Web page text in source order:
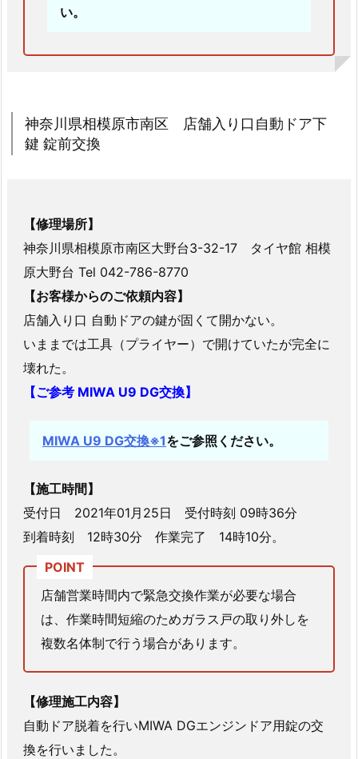
守
報
栃
木
宮
市
調
剤
局
自
動
ド
の
い。
神奈川県相模原市南区 店舗入り口自動ドア下
鍵 錠前交換
【修理場所】
神奈川県相模原市南区大野台3-32-17 タイヤ館 相模
原大野台 Tel 042-786-8770
【お客様からのご依頼内容】
店舗入り口 自動ドアの鍵が固くて開かない。
いままでは工具（プライヤー）で開けていたが完全に
壊れた。
【ご参考 MIWA U9 DG交換】
MIWA U9 DG交換※1をご参照ください。
【施工時間】
受付日 2021年01月25日 受付時刻 09時36分
到着時刻 12時30分 作業完了 14時10分。
店舗営業時間内で緊急交換作業が必要な場合
は、作業時間短縮のためガラス戸の取り外しを
複数名体制で行う場合があります。
【修理施工内容】
自動ドア脱着を行いMIWA DGエンジンドア用錠の交
換を行いました。